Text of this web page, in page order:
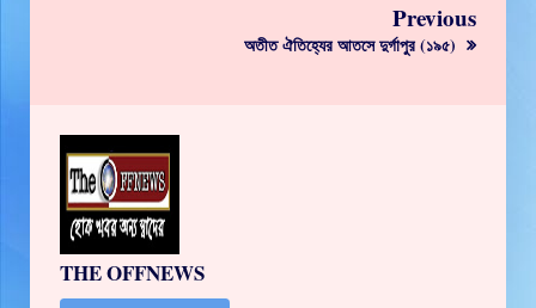
Previous
অতীত ঐতিহ্যের আতসে দুর্গাপুর (১৯৫)
THE OFFNEWS